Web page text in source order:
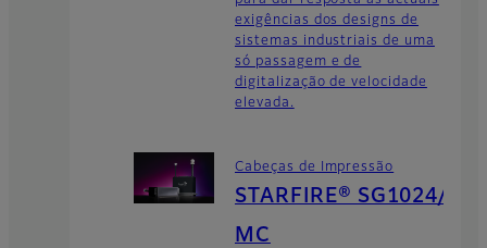
exigências dos designs de
sistemas industriais de uma
só passagem e de
digitalização de velocidade
elevada.
Cabeças de Impressão
STARFIRE® SG1024/
MC